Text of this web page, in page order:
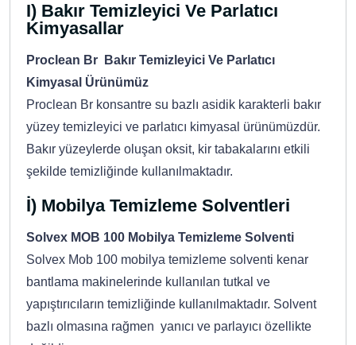
I) Bakır Temizleyici Ve Parlatıcı
Kimyasallar
Proclean Br Bakır Temizleyici Ve Parlatıcı
Kimyasal Ürünümüz
Proclean Br konsantre su bazlı asidik karakterli bakır
yüzey temizleyici ve parlatıcı kimyasal ürünümüzdür.
Bakır yüzeylerde oluşan oksit, kir tabakalarını etkili
şekilde temizliğinde kullanılmaktadır.
İ) Mobilya Temizleme Solventleri
Solvex MOB 100 Mobilya Temizleme Solventi
Solvex Mob 100 mobilya temizleme solventi kenar
bantlama makinelerinde kullanılan tutkal ve
yapıştırıcıların temizliğinde kullanılmaktadır. Solvent
bazlı olmasına rağmen yanıcı ve parlayıcı özellikte